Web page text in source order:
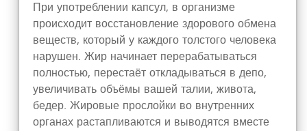
При употреблении капсул, в организме
происходит восстановление здорового обмена
веществ, который у каждого толстого человека
нарушен. Жир начинает перерабатываться
полностью, перестаёт откладываться в депо,
увеличивать объёмы вашей талии, живота,
бедер. Жировые прослойки во внутренних
органах растапливаются и выводятся вместе